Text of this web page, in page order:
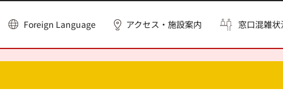
Foreign Language アクセス・施設案内 窓口混雑状